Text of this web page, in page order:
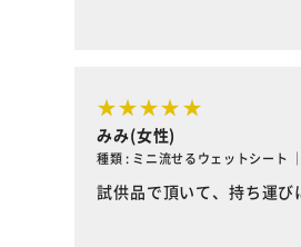
みみ(女性)
種類 : ミニ流せるウェットシート
試供品で頂いて、持ち運び